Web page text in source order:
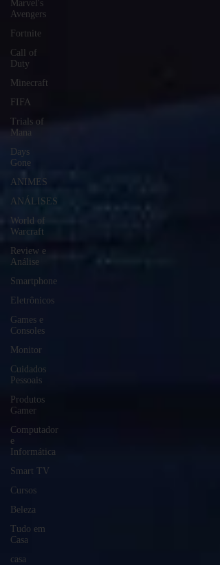
Marvel's
Avengers
Fortnite
Call of
Duty
Minecraft
FIFA
Trials of
Mana
Days
Gone
ANIMES
ANÁLISES
World of
Warcraft
Review e
Análise
Smartphone
Eletrônicos
Games e
Consoles
Monitor
Cuidados
Pessoais
Produtos
Gamer
Computador
e
Informática
Smart TV
Cursos
Beleza
Tudo em
Casa
casa